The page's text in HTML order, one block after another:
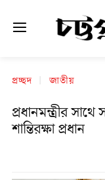
প্রচ্ছদ জাতীয়
প্রধানমন্ত্রীর
শান্তিরক্ষা প্রধান